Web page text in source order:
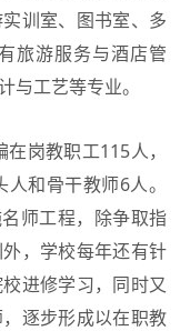
训室、图书室、多
旅游服务与酒店管
与工艺等专业。
岗教职工115人，
和骨干教师6人。
师工程，除争取指
，学校每年还有针
进修学习，同时又
逐步形成以在职教